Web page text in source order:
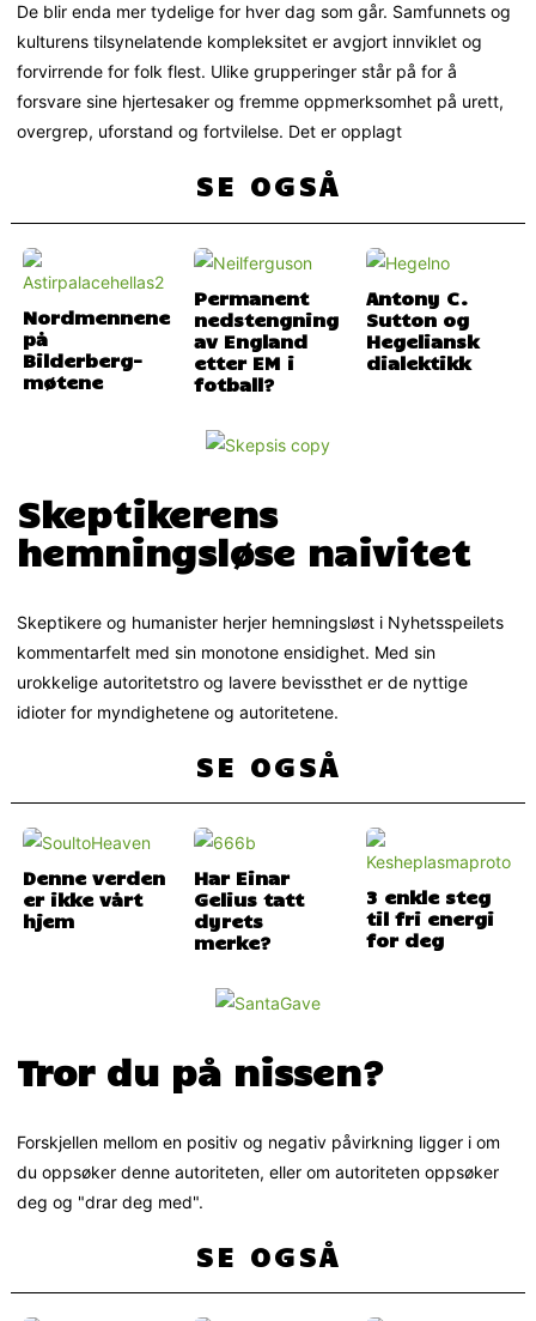
De blir enda mer tydelige for hver dag som går. Samfunnets og
kulturens tilsynelatende kompleksitet er avgjort innviklet og
forvirrende for folk flest. Ulike grupperinger står på for å
forsvare sine hjertesaker og fremme oppmerksomhet på urett,
overgrep, uforstand og fortvilelse. Det er opplagt
SE OGSÅ
Nordmennene
på
Bilderberg-
møtene
Permanent
nedstengning
av England
etter EM i
fotball?
Antony C.
Sutton og
Hegeliansk
dialektikk
Skeptikerens
hemningsløse naivitet
Skeptikere og humanister herjer hemningsløst i Nyhetsspeilets
kommentarfelt med sin monotone ensidighet. Med sin
urokkelige autoritetstro og lavere bevissthet er de nyttige
idioter for myndighetene og autoritetene.
SE OGSÅ
Denne verden
er ikke vårt
hjem
Har Einar
Gelius tatt
dyrets
merke?
3 enkle steg
til fri energi
for deg
Tror du på nissen?
Forskjellen mellom en positiv og negativ påvirkning ligger i om
du oppsøker denne autoriteten, eller om autoriteten oppsøker
deg og "drar deg med".
SE OGSÅ